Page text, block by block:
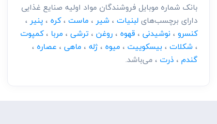
بانک شماره موبایل فروشندگان مواد اولیه صنایع غذایی
دارای برچسب‌هایلبنیات ، شیر ، ماست ،کره ،پنیر ،
کنسرو ، نوشیدنی ، قهوه ،روغن ،ترشی ، مربا ،کمپوت
، شکلات ، بیسکوییت ، میوه ،ژله ، ماهی ، عصاره ،
گندم ،ذرت ، می‌باشد.